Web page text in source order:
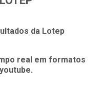
da Lotep
real em formatos